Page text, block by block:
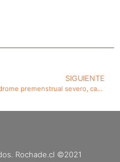
SIGUIENTE
Síndrome premenstrual severo, causas y tratamientos
Rochade.cl ©2021